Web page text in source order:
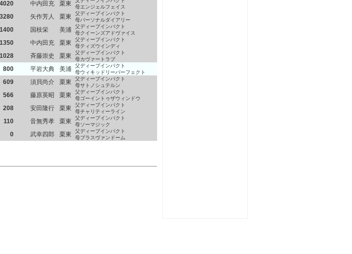
4020 中内田充 栗東
母エンジェルフェイス
3280 矢作芳人 栗東
父ディープインパクト
母パーソナルダイアリー
1400 国枝栄 美浦
父ディープインパクト
母クイーンズアドヴァイス
1350 中内田充 栗東
父ディープインパクト
母ティズウインディ
1028 斉藤崇史 栗東
父ディープインパクト
母カヴァートラブ
800 平岩大典 美浦
父ディープインパクト
母ウィキッドリーパーフェクト
609 須貝尚介 栗東
父ディープインパクト
母サトノシュテルン
566 藤原英昭 栗東
父ディープインパクト
母ゴーイントゥザウィンドウ
208 安田隆行 栗東
父ディープインパクト
母チャリティーライン
110 音無秀孝 栗東
父ディープインパクト
母ソーマジック
0 武幸四郎 栗東
父ディープインパクト
母プラスヴァンドーム